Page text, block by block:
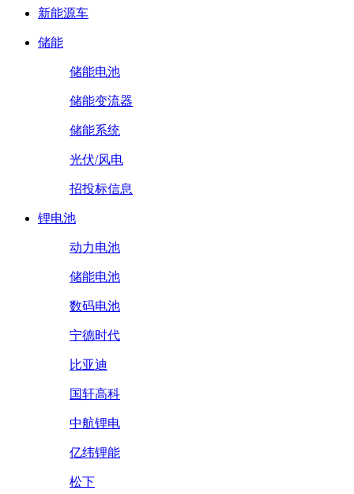
新能源车
储能
储能电池
储能变流器
储能系统
光伏/风电
招投标信息
锂电池
动力电池
储能电池
数码电池
宁德时代
比亚迪
国轩高科
中航锂电
亿纬锂能
松下